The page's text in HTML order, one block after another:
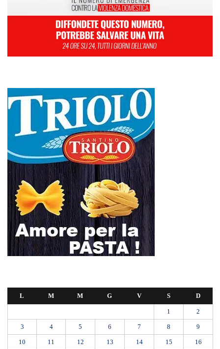
L M M G V S D
1 2
3 4 5 6 7 8 9
10 11 12 13 14 15 16